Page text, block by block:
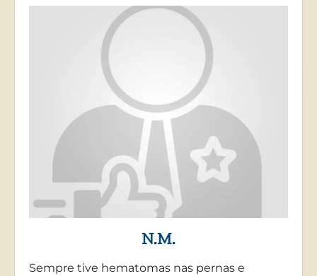
N.M.
Sempre tive hematomas nas pernas e